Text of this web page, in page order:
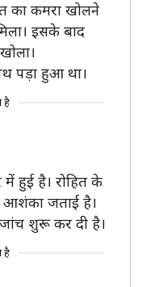
का कमरा खोलने
इसके बाद
पड़ा हुआ था।
है
में हुई है। रोहित के
आशंका जताई है।
शुरू कर दी है।
है